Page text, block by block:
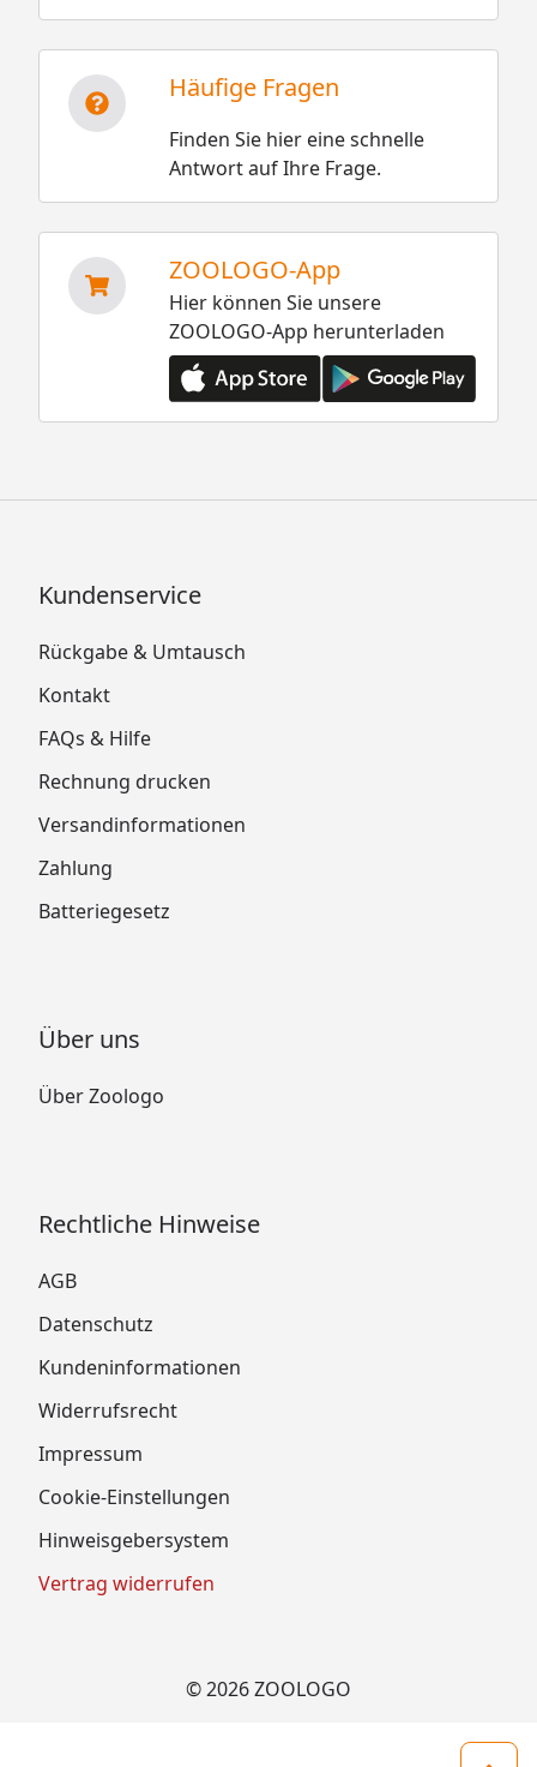
Häufige Fragen
Finden Sie hier eine schnelle
Antwort auf Ihre Frage.
ZOOLOGO-App
Hier können Sie unsere
ZOOLOGO-App herunterladen
Kundenservice
Rückgabe & Umtausch
Kontakt
FAQs & Hilfe
Rechnung drucken
Versandinformationen
Zahlung
Batteriegesetz
Über uns
Über Zoologo
Rechtliche Hinweise
AGB
Datenschutz
Kundeninformationen
Widerrufsrecht
Impressum
Cookie-Einstellungen
Hinweisgebersystem
Vertrag widerrufen
© 2026 ZOOLOGO